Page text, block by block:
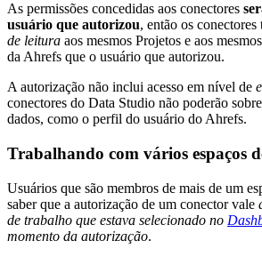
As permissões concedidas aos conectores
usuário que autorizou, então os conectores
de leitura aos mesmos Projetos e aos
da Ahrefs que o usuário que autorizou.
A autorização não inclui acesso em nível de
conectores do Data Studio não poderão
dados, como o perfil do usuário do Ahrefs.
Trabalhando com vários espaços
Usuários que são membros de mais de um
saber que a autorização de um conector vale
de trabalho que estava selecionado no
momento da autorização.